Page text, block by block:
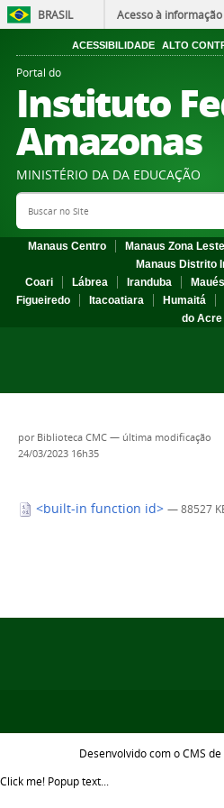
BRASIL Acesso à informação
ACESSIBILIDADE ALTO
Portal do
Instituto
Amazonas
MINISTÉRIO DA DA EDUCAÇÃO
Search Site
Manaus Centro Manaus Zona Leste
Manaus Distrito
Coari
Lábrea Iranduba Maués
Figueiredo
Itacoatiara Humaitá
do Acre
por Biblioteca CMC — última modificação
24/03/2023 16h35
<built-in function id> — 88527
Desenvolvido com o CMS
Click me! Popup text...